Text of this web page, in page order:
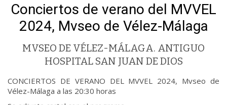
Conciertos de verano del MVVEL
2024, Mvseo de Vélez-Málaga
MVSEO DE VÉLEZ-MÁLAGA. ANTIGUO
HOSPITAL SAN JUAN DE DIOS
CONCIERTOS DE VERANO DEL MVVEL 2024, Mvseo de
Vélez-Málaga a las 20:30 horas